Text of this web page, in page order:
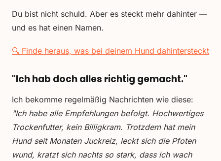
Du bist nicht schuld. Aber es steckt mehr dahinter —
und es hat einen Namen.
🔍 Finde heraus, was bei deinem Hund dahintersteckt
"Ich hab doch alles richtig gemacht."
Ich bekomme regelmäßig Nachrichten wie diese:
"Ich habe alle Empfehlungen befolgt. Hochwertiges
Trockenfutter, kein Billigkram. Trotzdem hat mein
Hund seit Monaten Juckreiz, leckt sich die Pfoten
wund, kratzt sich nachts so stark, dass ich wach